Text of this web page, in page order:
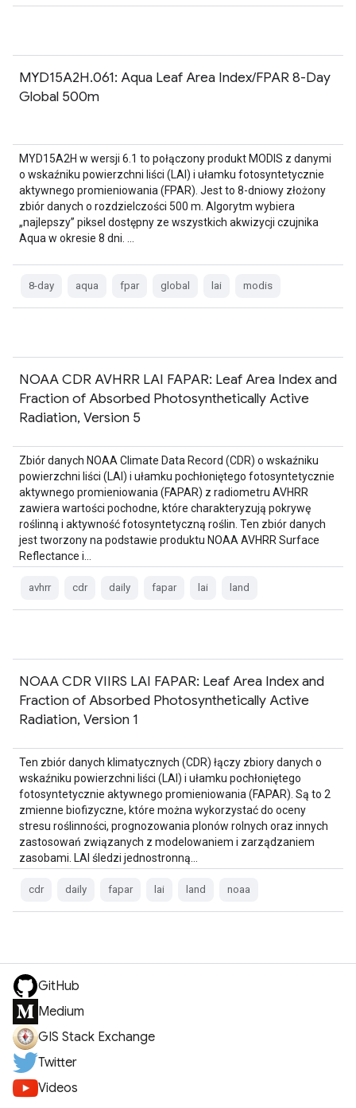
MYD15A2H.061: Aqua Leaf Area Index/FPAR 8-Day
Global 500m
MYD15A2H w wersji 6.1 to połączony produkt MODIS z danymi
o wskaźniku powierzchni liści (LAI) i ułamku fotosyntetycznie
aktywnego promieniowania (FPAR). Jest to 8-dniowy złożony
zbiór danych o rozdzielczości 500 m. Algorytm wybiera
„najlepszy” piksel dostępny ze wszystkich akwizycji czujnika
Aqua w okresie 8 dni. …
8-day aqua fpar global lai modis
NOAA CDR AVHRR LAI FAPAR: Leaf Area Index and
Fraction of Absorbed Photosynthetically Active
Radiation, Version 5
Zbiór danych NOAA Climate Data Record (CDR) o wskaźniku
powierzchni liści (LAI) i ułamku pochłoniętego fotosyntetycznie
aktywnego promieniowania (FAPAR) z radiometru AVHRR
zawiera wartości pochodne, które charakteryzują pokrywę
roślinną i aktywność fotosyntetyczną roślin. Ten zbiór danych
jest tworzony na podstawie produktu NOAA AVHRR Surface
Reflectance i…
avhrr cdr daily fapar lai land
NOAA CDR VIIRS LAI FAPAR: Leaf Area Index and
Fraction of Absorbed Photosynthetically Active
Radiation, Version 1
Ten zbiór danych klimatycznych (CDR) łączy zbiory danych o
wskaźniku powierzchni liści (LAI) i ułamku pochłoniętego
fotosyntetycznie aktywnego promieniowania (FAPAR). Są to 2
zmienne biofizyczne, które można wykorzystać do oceny
stresu roślinności, prognozowania plonów rolnych oraz innych
zastosowań związanych z modelowaniem i zarządzaniem
zasobami. LAI śledzi jednostronną…
cdr daily fapar lai land noaa
GitHub
Medium
GIS Stack Exchange
Twitter
Videos